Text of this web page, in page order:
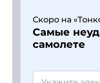
Скоро на
Самые
самолете